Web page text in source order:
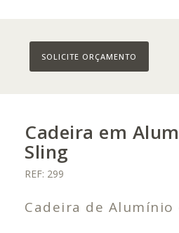
SOLICITE ORÇAMENTO
Cadeira em
Sling
REF: 299
Cadeira de Alumínio